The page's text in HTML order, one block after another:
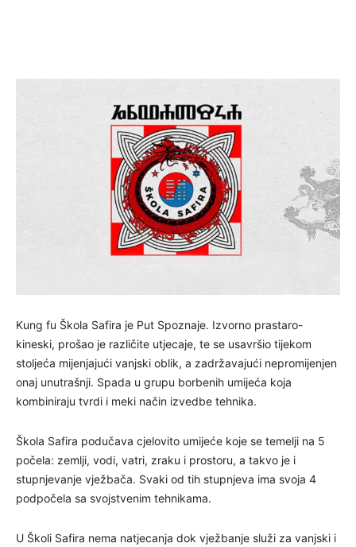
Kung fu Škola Safira je Put Spoznaje. Izvorno prastaro-
kineski, prošao je različite utjecaje, te se usavršio tijekom
stoljeća mijenjajući vanjski oblik, a zadržavajući nepromijenjen
onaj unutrašnji. Spada u grupu borbenih umijeća koja
kombiniraju tvrdi i meki način izvedbe tehnika.
Škola Safira podučava cjelovito umijeće koje se temelji na 5
počela: zemlji, vodi, vatri, zraku i prostoru, a takvo je i
stupnjevanje vježbača. Svaki od tih stupnjeva ima svoja 4
podpočela sa svojstvenim tehnikama.
U Školi Safira nema natjecanja dok vježbanje služi za vanjski i